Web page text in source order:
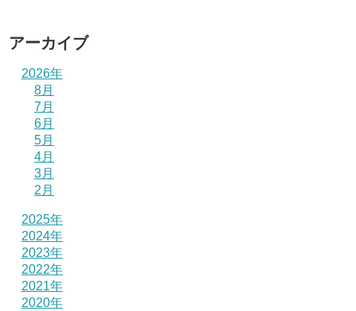
アーカイブ
2026年
8月
7月
6月
5月
4月
3月
2月
2025年
2024年
2023年
2022年
2021年
2020年